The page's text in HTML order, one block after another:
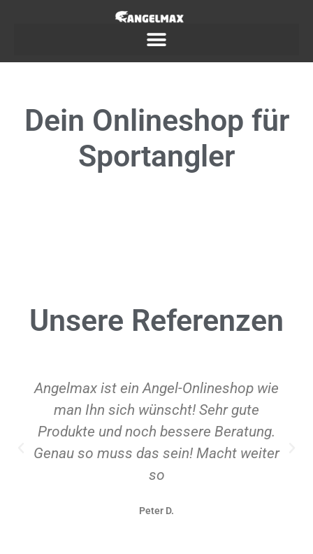
Dein Onlineshop für
Sportangler
Unsere Referenzen
Angelmax ist ein Angel-Onlineshop wie
man Ihn sich wünscht! Sehr gute
Produkte und noch bessere Beratung.
Genau so muss das sein! Macht weiter
so
Peter D.